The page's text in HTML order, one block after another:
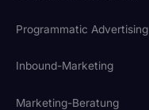
Programmatic Advertising
Inbound-Marketing
Marketing-Beratung